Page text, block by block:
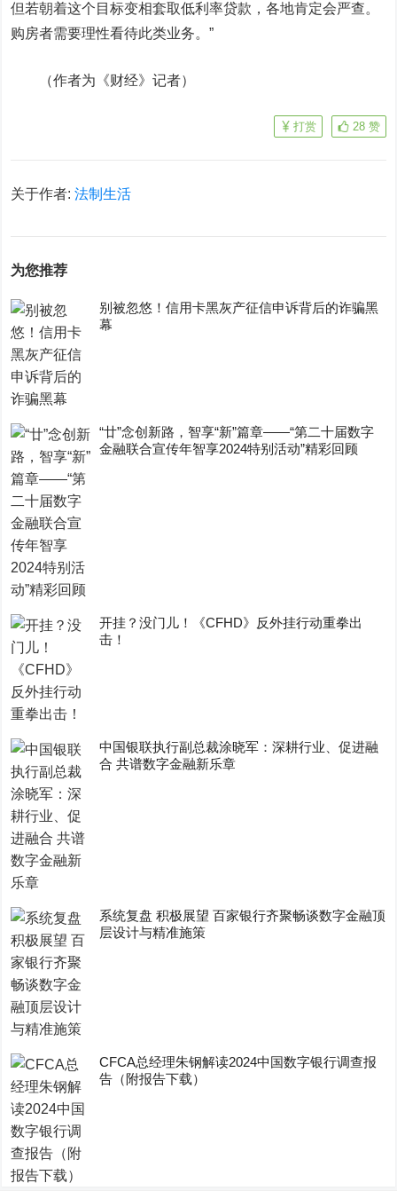
但若朝着这个目标变相套取低利率贷款，各地肯定会严查。
购房者需要理性看待此类业务。”
（作者为《财经》记者）
28 赞
打赏
关于作者:法制生活
为您推荐
别被忽悠！信用卡黑灰产征信申诉背后的诈骗黑
幕
“廿”念创新路，智享“新”篇章——“第二十届数字
金融联合宣传年智享2024特别活动”精彩回顾
开挂？没门儿！《CFHD》反外挂行动重拳出
击！
中国银联执行副总裁涂晓军：深耕行业、促进融
合 共谱数字金融新乐章
系统复盘 积极展望 百家银行齐聚畅谈数字金融顶
层设计与精准施策
CFCA总经理朱钢解读2024中国数字银行调查报
告（附报告下载）